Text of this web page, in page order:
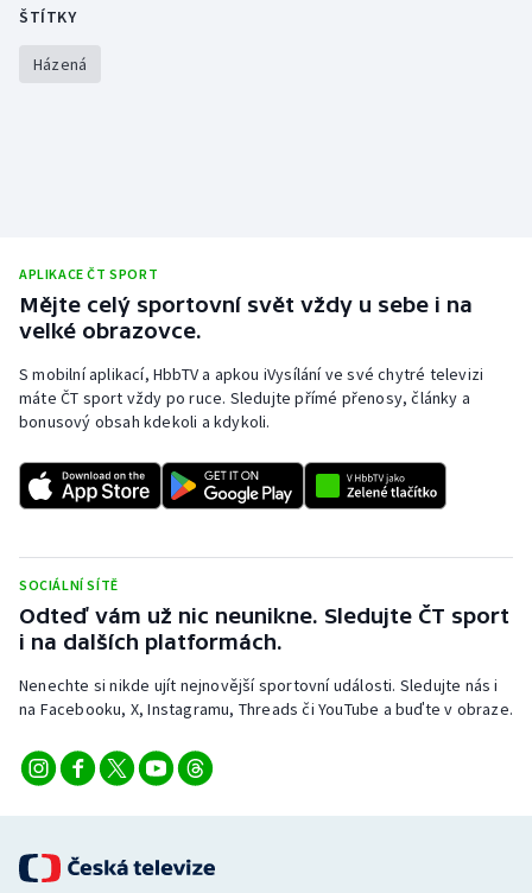
ŠTÍTKY
Házená
APLIKACE ČT SPORT
Mějte celý sportovní svět vždy u sebe i na
velké obrazovce.
S mobilní aplikací, HbbTV a apkou iVysílání ve své chytré televizi
máte ČT sport vždy po ruce. Sledujte přímé přenosy, články a
bonusový obsah kdekoli a kdykoli.
SOCIÁLNÍ SÍTĚ
Odteď vám už nic neunikne. Sledujte ČT sport
i na dalších platformách.
Nenechte si nikde ujít nejnovější sportovní události. Sledujte nás i
na Facebooku, X, Instagramu, Threads či YouTube a buďte v obraze.